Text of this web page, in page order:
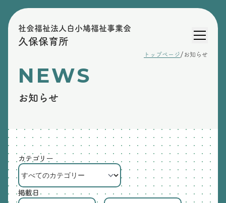
社会福祉法人白小鳩福祉事業会
久保保育所
トップページ/ お知らせ
NEWS
お知らせ
カテゴリー
掲載日